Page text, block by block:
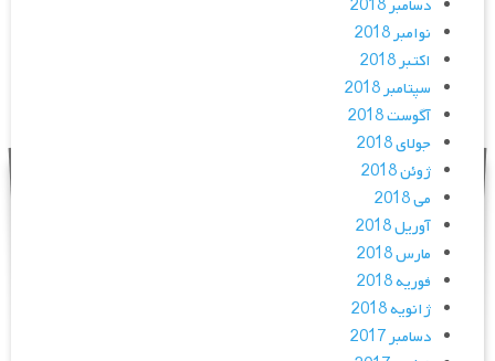
دسامبر 2018
نوامبر 2018
اکتبر 2018
سپتامبر 2018
آگوست 2018
جولای 2018
ژوئن 2018
می 2018
آوریل 2018
مارس 2018
فوریه 2018
ژانویه 2018
دسامبر 2017